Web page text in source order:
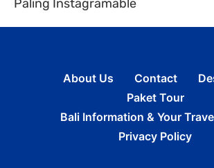
Paling Instagramable
About Us Contact
Paket Tour
Bali Information & Your
Privacy Policy